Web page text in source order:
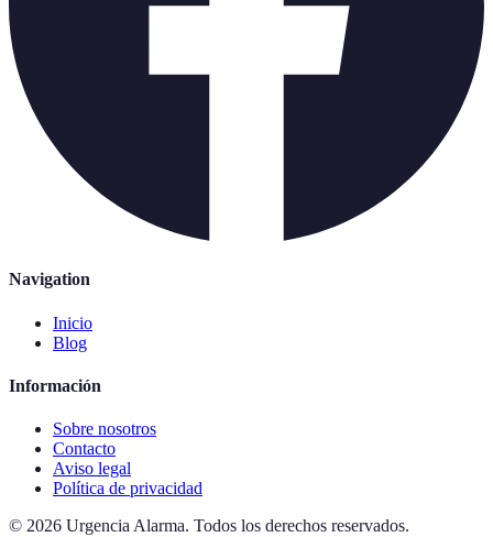
Navigation
Inicio
Blog
Información
Sobre nosotros
Contacto
Aviso legal
Política de privacidad
© 2026 Urgencia Alarma. Todos los derechos reservados.